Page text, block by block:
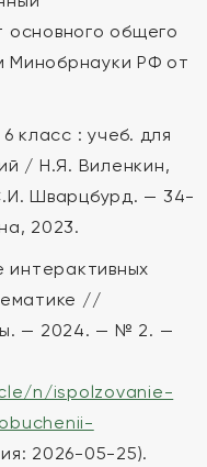
основного общего
Минобрнауки РФ от
класс : учеб. для
/ Н.Я. Виленкин,
Шварцбурд. — 34-
2023.
интерактивных
//
— 2024. — № 2. —
n/ispolzovanie-
2026-05-25).